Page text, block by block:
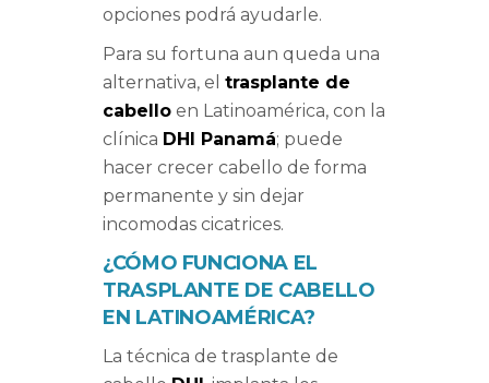
opciones podrá ayudarle.
Para su fortuna aun queda una
alternativa, el trasplante de
cabello en Latinoamérica, con la
clínica DHI Panamá; puede
hacer crecer cabello de forma
permanente y sin dejar
incomodas cicatrices.
¿CÓMO FUNCIONA EL
TRASPLANTE DE CABELLO
EN LATINOAMÉRICA?
La técnica de trasplante de